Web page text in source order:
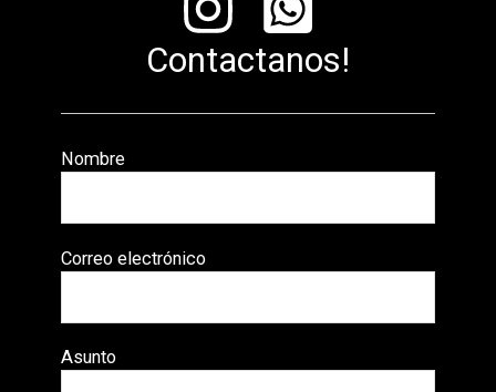
Contactanos!
Nombre
Correo electrónico
Asunto